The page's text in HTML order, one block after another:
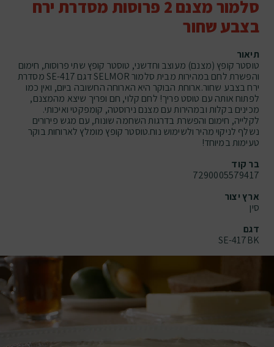
סלמור מצנם 2 פרוסות מסדרת ירח
בצבע שחור
תיאור
טוסטר קופץ (מצנם) מעוצב וחדשני, טוסטר קופץ שתי פרוסות, חימום
והפשרת לחם במהירות מבית סלמור SELMOR דגם SE-417 מסדרת
ירח בצבע שחור.ארוחת הבוקר היא הארוחה החשובה ביום, ואין כמו
לפתוח אותה עם טוסט פריך! לחם קלוי, חם ופריך שיצא מהמצנם,
מכינים בקלות ובמהירות עם מצנם נירוסטה, קומפקטי ואיכותי.
לקלייה, חימום והפשרת בדרגות השחמה שונות, עם מגש פירורים
נשלף לניקוי מהיר ולשימוש נוח.טוסטר קופץ מומלץ לארוחות בוקר
טעימות במיוחד!
בר קוד
7290005579417
ארץ יצור
סין
דגם
SE-417BK